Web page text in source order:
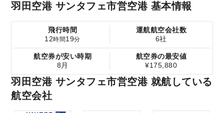
羽田空港 サンタフェ市営空港 基本情報
飛行時間
12時間19分
運航航空会社数
6社
航空券が安い時期
8月
航空券の最安値
¥175,880
羽田空港 サンタフェ市営空港 就航している
航空会社